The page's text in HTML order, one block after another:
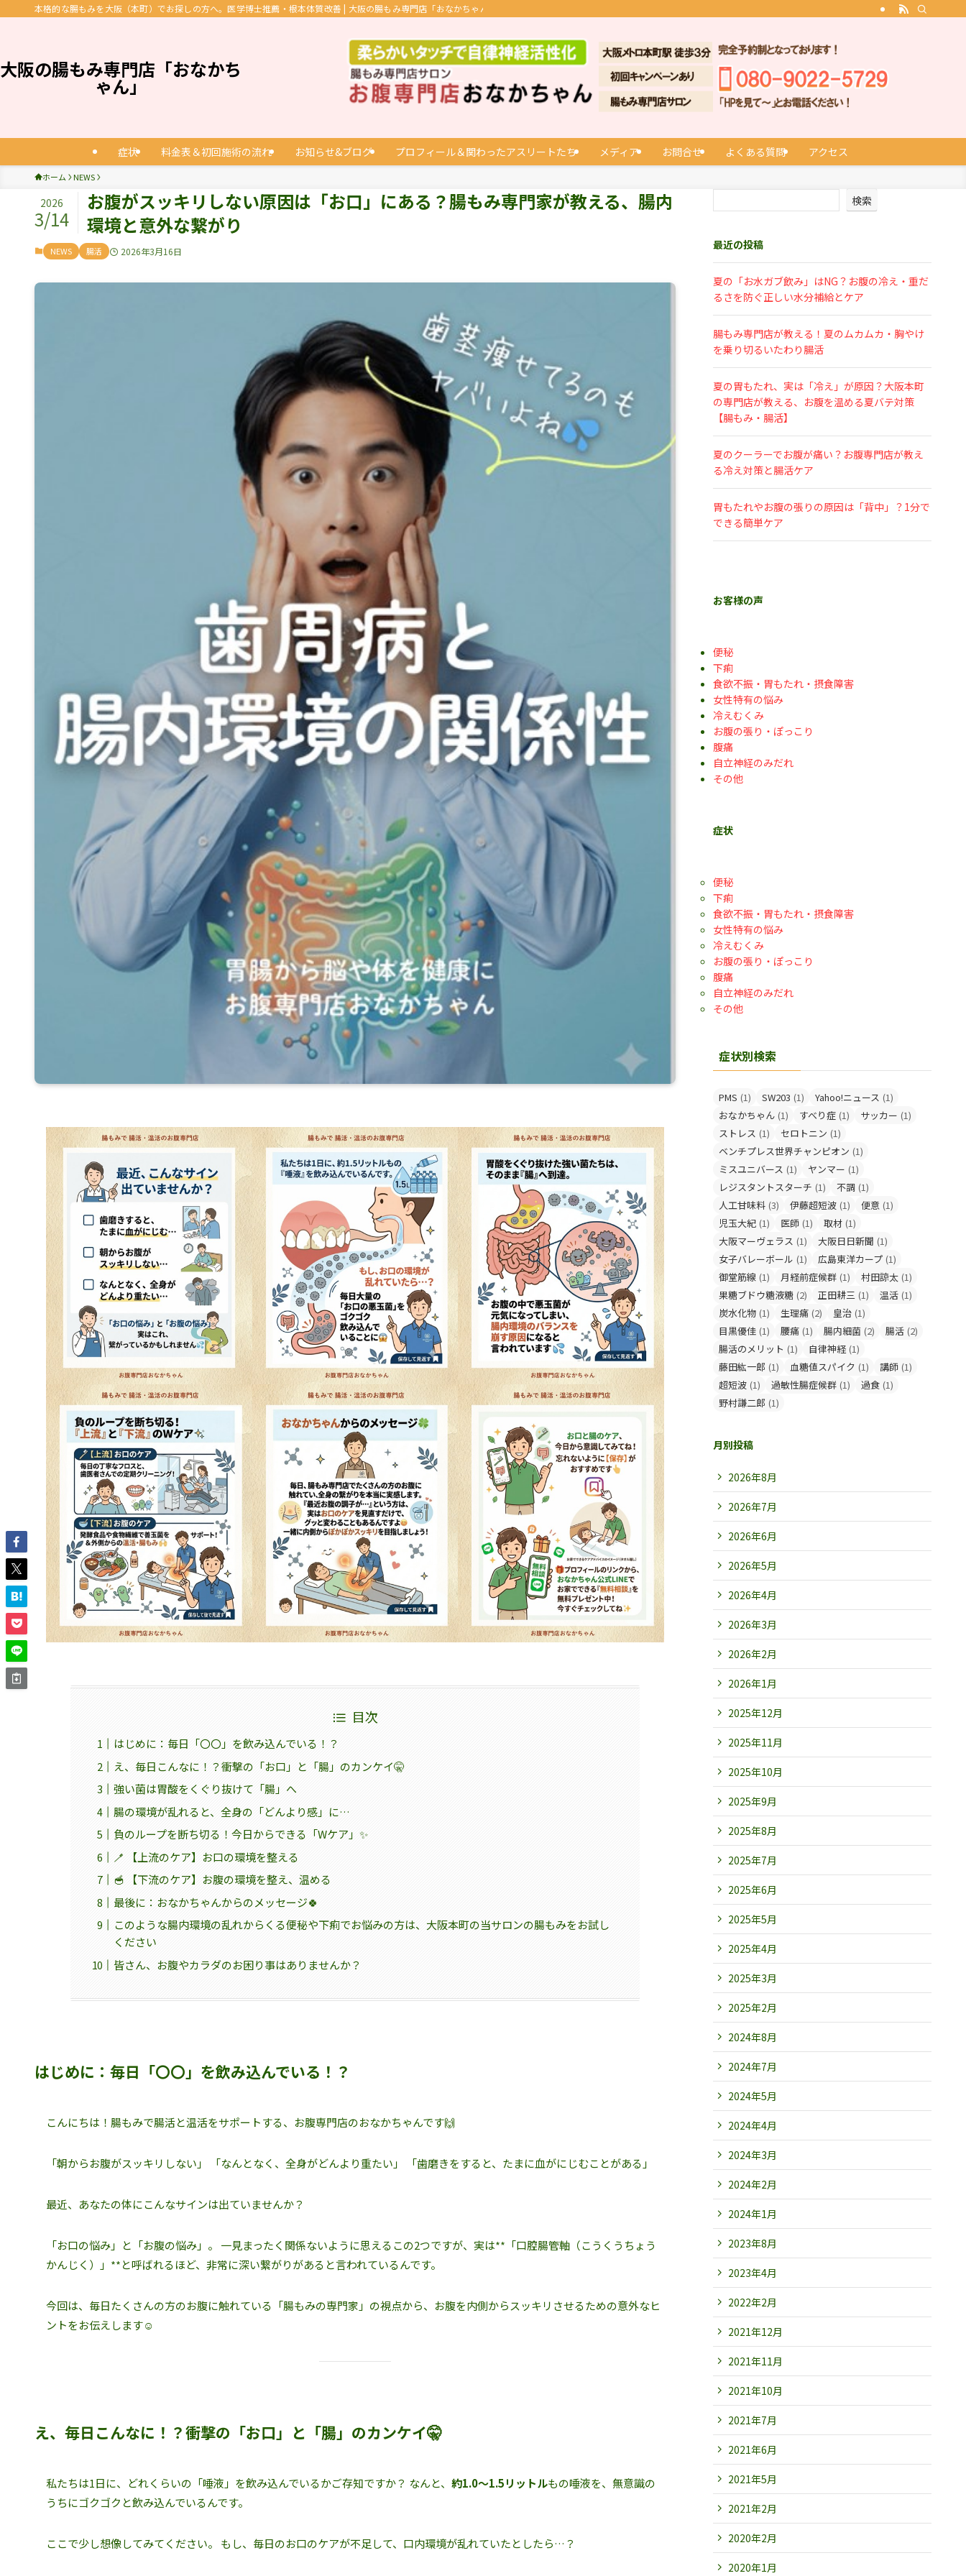
本格的な腸もみを大阪（本町）でお探しの方へ。医学博士推薦・根本体質改善 | 大阪の腸もみ専門店「おなかちゃん」
大阪の腸もみ専門店「おなかち
ゃん」
症状 料金表＆初回施術の流れ お知らせ&ブログ プロフィール＆関わったアスリートたち メディア お問合せ よくある質問 アクセス
ホーム NEWS
お腹がスッキリしない原因は「お口」にある？腸もみ専門家が教える、腸内
環境と意外な繋がり
2026
3/14
NEWS 腸活 2026年3月16日
目次
はじめに：毎日「〇〇」を飲み込んでいる！？
え、毎日こんなに！？衝撃の「お口」と「腸」のカンケイ🤫
強い菌は胃酸をくぐり抜けて「腸」へ
腸の環境が乱れると、全身の「どんより感」に…
負のループを断ち切る！今日からできる「Wケア」✨
🪥 【上流のケア】お口の環境を整える
🥣 【下流のケア】お腹の環境を整え、温める
最後に：おなかちゃんからのメッセージ🍀
このような腸内環境の乱れからくる便秘や下痢でお悩みの方は、大阪本町の当サロンの腸もみをお試し
ください
皆さん、お腹やカラダのお困り事はありませんか？
はじめに：毎日「〇〇」を飲み込んでいる！？
こんにちは！腸もみで腸活と温活をサポートする、お腹専門店のおなかちゃんです🙌
「朝からお腹がスッキリしない」 「なんとなく、全身がどんより重たい」 「歯磨きをすると、たまに血がにじむことがある」
最近、あなたの体にこんなサインは出ていませんか？
「お口の悩み」と「お腹の悩み」。 一見まったく関係ないように思えるこの2つですが、実は**「口腔腸管軸（こうくうちょう
かんじく）」**と呼ばれるほど、非常に深い繋がりがあると言われているんです。
今回は、毎日たくさんの方のお腹に触れている「腸もみの専門家」の視点から、お腹を内側からスッキリさせるための意外なヒ
ントをお伝えします☺️
え、毎日こんなに！？衝撃の「お口」と「腸」のカンケイ🤫
私たちは1日に、どれくらいの「唾液」を飲み込んでいるかご存知ですか？ なんと、 約1.0〜1.5リットルもの唾液を、無意識の
うちにゴクゴクと飲み込んでいるんです。
ここで少し想像してみてください。 もし、毎日のお口のケアが不足して、口内環境が乱れていたとしたら…？
検索
最近の投稿
夏の「お水ガブ飲み」はNG？お腹の冷え・重だ
るさを防ぐ正しい水分補給とケア
腸もみ専門店が教える！夏のムカムカ・胸やけ
を乗り切るいたわり腸活
夏の胃もたれ、実は「冷え」が原因？大阪本町
の専門店が教える、お腹を温める夏バテ対策
【腸もみ・腸活】
夏のクーラーでお腹が痛い？お腹専門店が教え
る冷え対策と腸活ケア
胃もたれやお腹の張りの原因は「背中」？1分で
できる簡単ケア
お客様の声
便秘
下痢
食欲不振・胃もたれ・摂食障害
女性特有の悩み
冷えむくみ
お腹の張り・ぽっこり
腹痛
自立神経のみだれ
その他
症状
便秘
下痢
食欲不振・胃もたれ・摂食障害
女性特有の悩み
冷えむくみ
お腹の張り・ぽっこり
腹痛
自立神経のみだれ
その他
症状別検索
PMS (1) SW203 (1) Yahoo!ニュース (1)
おなかちゃん (1) すべり症 (1) サッカー (1)
ストレス (1) セロトニン (1)
ベンチプレス世界チャンピオン (1)
ミスユニバース (1) ヤンマー (1)
レジスタントスターチ (1) 不調 (1)
人工甘味料 (3) 伊藤超短波 (1) 便意 (1)
児玉大紀 (1) 医師 (1) 取材 (1)
大阪マーヴェラス (1) 大阪日日新聞 (1)
女子バレーボール (1) 広島東洋カープ (1)
御堂筋線 (1) 月経前症候群 (1) 村田諒太 (1)
果糖ブドウ糖液糖 (2) 正田耕三 (1) 温活 (1)
炭水化物 (1) 生理痛 (2) 皇治 (1)
目黒優佳 (1) 腰痛 (1) 腸内細菌 (2) 腸活 (2)
腸活のメリット (1) 自律神経 (1)
藤田紘一郎 (1) 血糖値スパイク (1) 講師 (1)
超短波 (1) 過敏性腸症候群 (1) 過食 (1)
野村謙二郎 (1)
月別投稿
2026年8月
2026年7月
2026年6月
2026年5月
2026年4月
2026年3月
2026年2月
2026年1月
2025年12月
2025年11月
2025年10月
2025年9月
2025年8月
2025年7月
2025年6月
2025年5月
2025年4月
2025年3月
2025年2月
2024年8月
2024年7月
2024年5月
2024年4月
2024年3月
2024年2月
2024年1月
2023年8月
2023年4月
2022年2月
2021年12月
2021年11月
2021年10月
2021年7月
2021年6月
2021年5月
2021年2月
2020年2月
2020年1月